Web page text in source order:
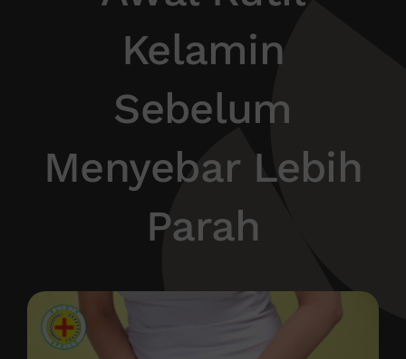
Tentang Kami
Kelamin
Sebelum
Menyebar Lebih
Parah